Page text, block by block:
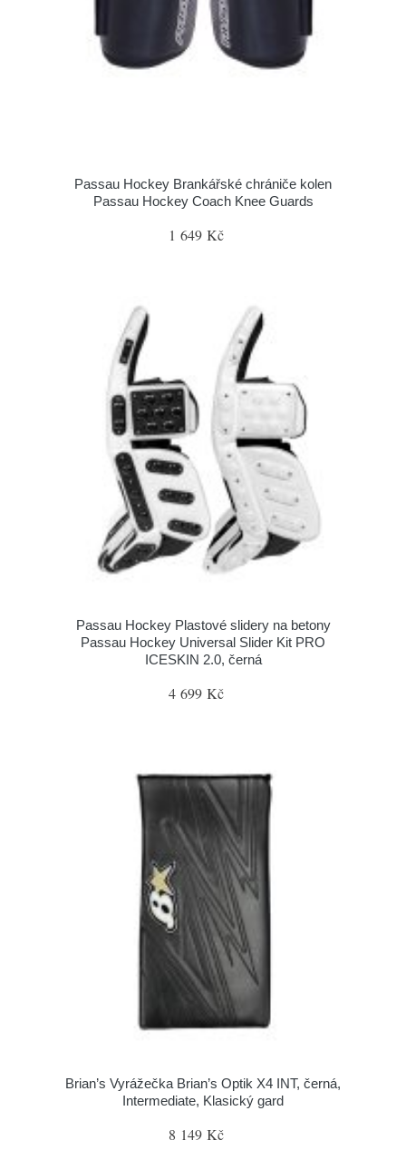
Passau Hockey Brankářské chrániče kolen
Passau Hockey Coach Knee Guards
1 649 Kč
Passau Hockey Plastové slidery na betony
Passau Hockey Universal Slider Kit PRO
ICESKIN 2.0, černá
4 699 Kč
Brian’s Vyrážečka Brian’s Optik X4 INT, černá,
Intermediate, Klasický gard
8 149 Kč